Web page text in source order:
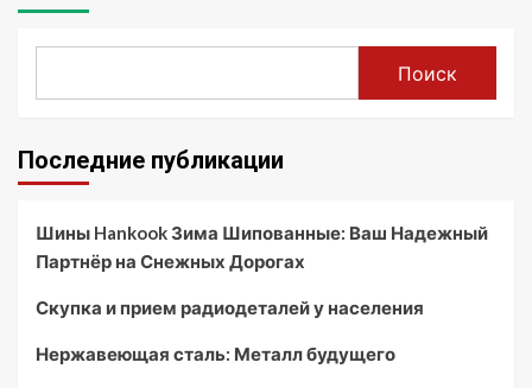
Поиск
Последние публикации
Шины Hankook Зима Шипованные: Ваш Надежный
Партнёр на Снежных Дорогах
Скупка и прием радиодеталей у населения
Нержавеющая сталь: Металл будущего